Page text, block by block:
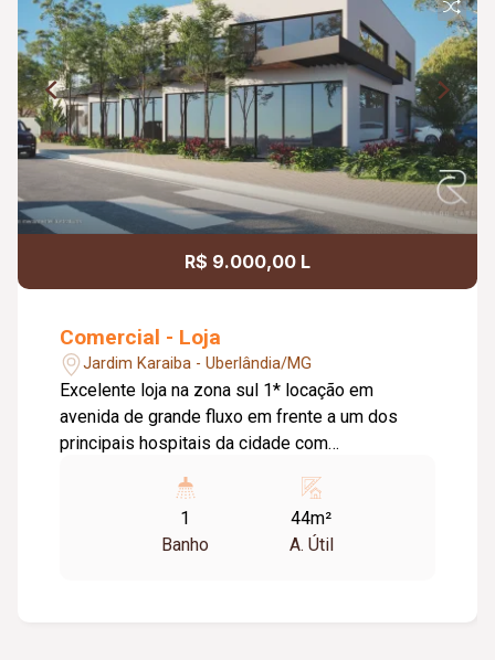
R$ 9.000,00 L
Comercial - Loja
Jardim Karaiba - Uberlândia/MG
Excelente loja na zona sul 1* locação em
avenida de grande fluxo em frente a um dos
principais hospitais da cidade com
banheiro social.
1
Banho
44m²
A. Útil